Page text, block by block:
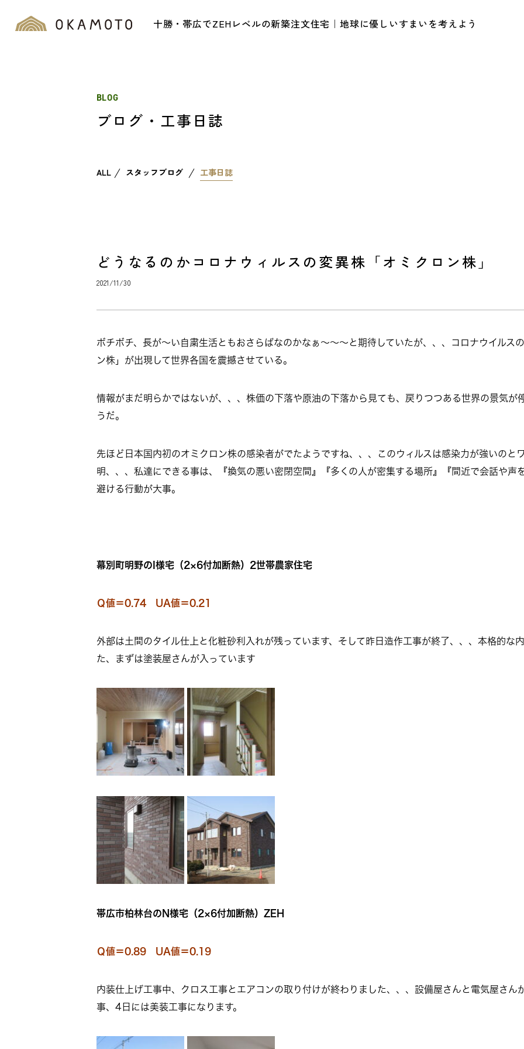
十勝・帯広でZEHレベルの新築注文住宅｜地球に優しいすまいを考えよう
BLOG
ブログ・工事日誌
ALL スタッフブログ 工事日誌
どうなるのかコロナウィルスの変異株「オミクロン株」
2021/11/30
ボチボチ、長が～い自粛生活ともおさらばなのかなぁ～～～と期待していたが、、、コロナウイルス
ン株」が出現して世界各国を震撼させている。
情報がまだ明らかではないが、、、株価の下落や原油の下落から見ても、戻りつつある世界の景気が
うだ。
先ほど日本国内初のオミクロン株の感染者がでたようですね、、、このウィルスは感染力が強いのと
明、、、私達にできる事は、『換気の悪い密閉空間』『多くの人が密集する場所』『間近で会話や声
避ける行動が大事。
幕別町明野のI様宅（2×6付加断熱）2世帯農家住宅
Ｑ値＝0.74 UA値＝0.21
外部は土間のタイル仕上と化粧砂利入れが残っています、そして昨日造作工事が終了、、、本格的な
た、まずは塗装屋さんが入っています
帯広市柏林台のN様宅（2×6付加断熱）ZEH
Ｑ値＝0.89 UA値＝0.19
内装仕上げ工事中、クロス工事とエアコンの取り付けが終わりました、、、設備屋さんと電気屋さん
事、4日には美装工事になります。